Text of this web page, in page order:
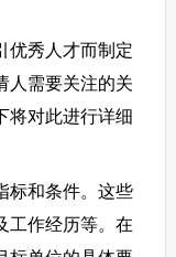
优秀人才而制定
人需要关注的关
将对此进行详细
标和条件。这些
工作经历等。在